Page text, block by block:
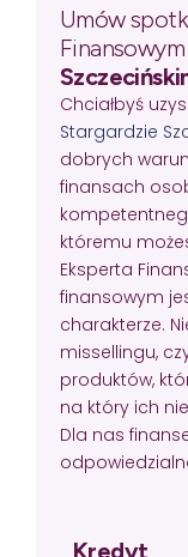
Umów
Chciałbyś
Stargardzie
dobrych
finansach
któremu
Eksperta
finansowym
charakterze.
missellingu,
produktów,
na który ich
Dla nas
Kredyt